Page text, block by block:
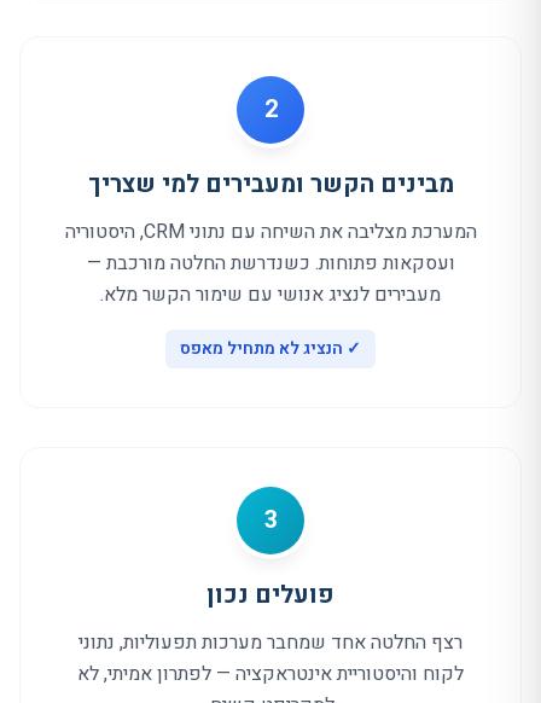
2
מבינים הקשר ומעבירים למי שצריך
המערכת מצליבה את השיחה עם נתוני CRM, היסטוריה
ועסקאות פתוחות. כשנדרשת החלטה מורכבת —
מעבירים לנציג אנושי עם שימור הקשר מלא.
✓ הנציג לא מתחיל מאפס
3
פועלים נכון
רצף החלטה אחד שמחבר מערכות תפעוליות, נתוני
לקוח והיסטוריית אינטראקציה — לפתרון אמיתי, לא